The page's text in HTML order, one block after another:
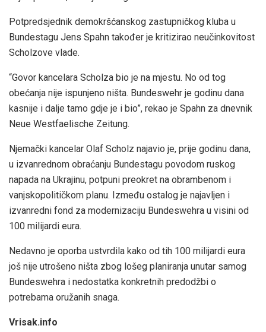
Potpredsjednik demokršćanskog zastupničkog kluba u
Bundestagu Jens Spahn također je kritizirao neučinkovitost
Scholzove vlade.
“Govor kancelara Scholza bio je na mjestu. No od tog
obećanja nije ispunjeno ništa. Bundeswehr je godinu dana
kasnije i dalje tamo gdje je i bio”, rekao je Spahn za dnevnik
Neue Westfaelische Zeitung.
Njemački kancelar Olaf Scholz najavio je, prije godinu dana,
u izvanrednom obraćanju Bundestagu povodom ruskog
napada na Ukrajinu, potpuni preokret na obrambenom i
vanjskopolitičkom planu. Između ostalog je najavljen i
izvanredni fond za modernizaciju Bundeswehra u visini od
100 milijardi eura.
Nedavno je oporba ustvrdila kako od tih 100 milijardi eura
još nije utrošeno ništa zbog lošeg planiranja unutar samog
Bundeswehra i nedostatka konkretnih predodžbi o
potrebama oružanih snaga.
Vrisak.info